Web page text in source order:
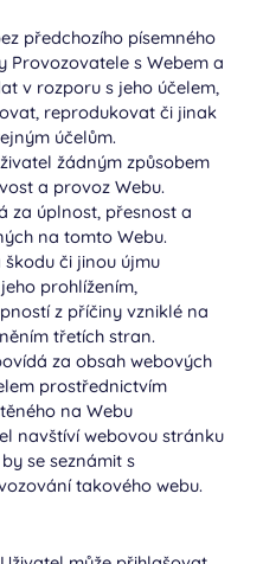
předchozího písemného
Provozovatele s Webem a
v rozporu s jeho účelem,
reprodukovat či jinak
účelům.
žádným způsobem
a provoz Webu.
za úplnost, přesnost a
na tomto Webu.
či jinou újmu
prohlížením,
z příčiny vzniklé na
třetích stran.
za obsah webových
prostřednictvím
na Webu
navštíví webovou stránku
se seznámit s
takového webu.